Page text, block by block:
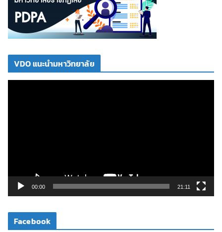
VDO แนะนำมหาวิทยาลัย
ดี
โ
00:00 21:11
Facebook